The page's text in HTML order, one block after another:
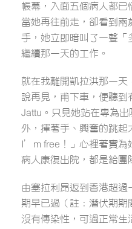
帳幕，入面五個病人都已
當她再往前走，卻看到兩
手，她立即暗叫了一聲「
繼續那一天的工作。
就在我離開凱拉洪那一天
說再見，甫下車，便聽到
Jattu。只見她站在專為
外，揮著手、興奮的跳起
I’m free！」心裡著實為
病人康復出院，都是給團
由塞拉利昂返到香港超過
期早已過（註︰潛伏期期
沒有傳染性，可過正常生